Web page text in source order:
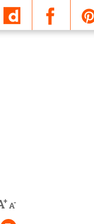
+A-